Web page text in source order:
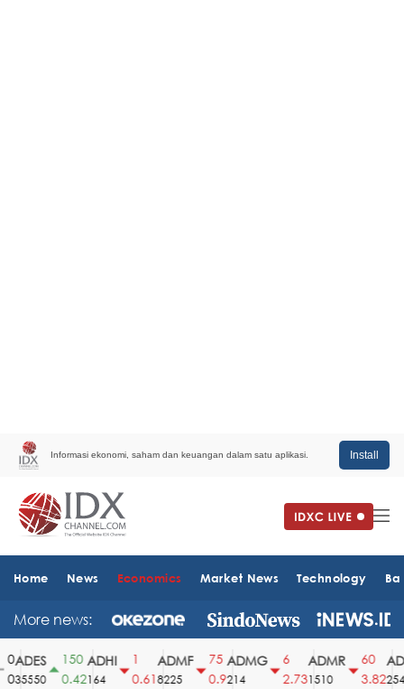
Informasi ekonomi, saham dan keuangan dalam satu aplikasi. Install
Home News Economics Market News Technology
More news:
ADES
35550
150
0.42
ADHI
164
0.61
ADMF
8225
75
0.9
ADMG
214
2.73
ADMR
1510
60
3.822540